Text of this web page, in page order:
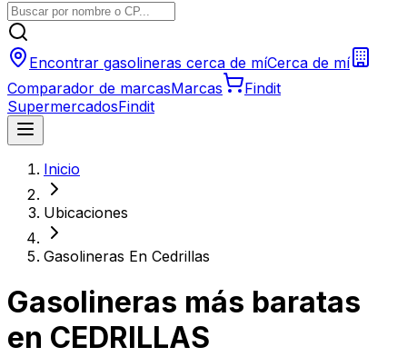
Encontrar gasolineras cerca de míCerca de mí
Comparador de marcasMarcas
Findit
SupermercadosFindit
Inicio
Ubicaciones
Gasolineras En Cedrillas
Gasolineras más baratas
en CEDRILLAS